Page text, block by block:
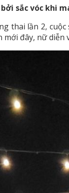
sắc vóc khi
thai lần 2,
mới đây, nữ